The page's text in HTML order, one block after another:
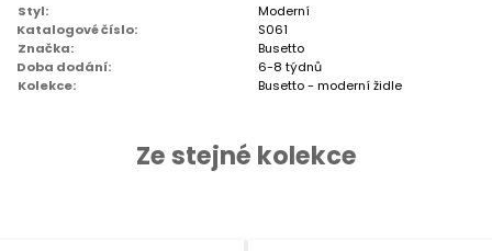
Styl:
Moderní
Katalogové číslo:
S061
Značka:
Busetto
Doba dodání:
6-8 týdnů
Kolekce:
Busetto - moderní židle
Ze stejné kolekce